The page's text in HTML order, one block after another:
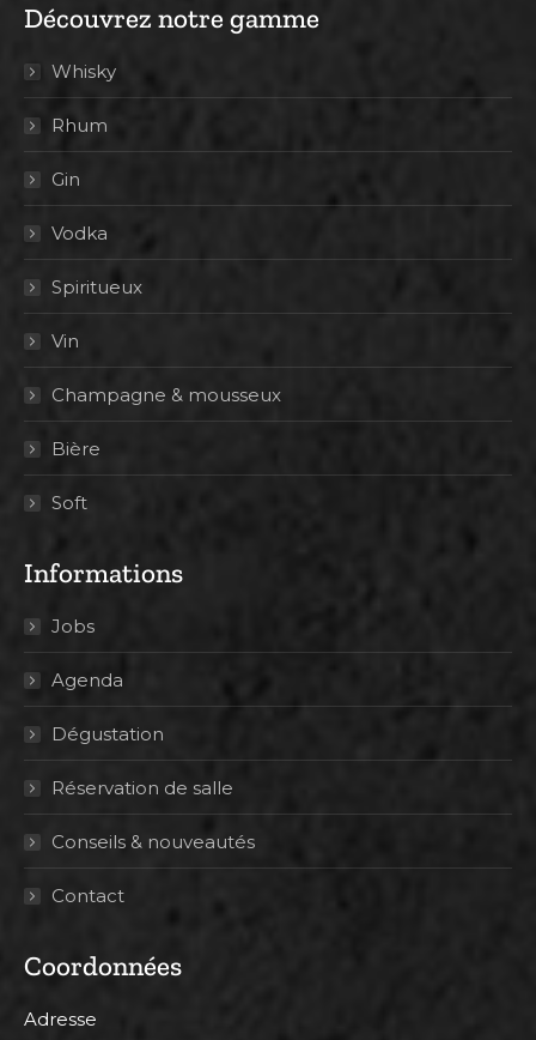
Découvrez notre gamme
Whisky
Rhum
Gin
Vodka
Spiritueux
Vin
Champagne & mousseux
Bière
Soft
Informations
Jobs
Agenda
Dégustation
Réservation de salle
Conseils & nouveautés
Contact
Coordonnées
Adresse